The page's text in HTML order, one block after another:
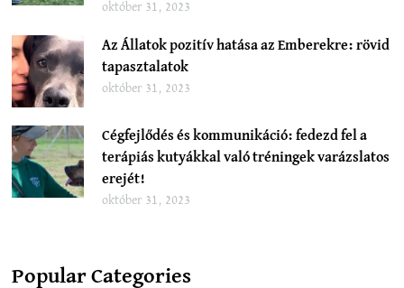
október 31, 2023
Az Állatok pozitív hatása az Emberekre: rövid
tapasztalatok
október 31, 2023
Cégfejlődés és kommunikáció: fedezd fel a
terápiás kutyákkal való tréningek varázslatos
erejét!
október 31, 2023
Popular Categories